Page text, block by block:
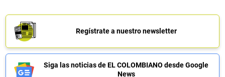
Regístrate a nuestro newsletter
Siga las noticias de EL COLOMBIANO desde Google
News